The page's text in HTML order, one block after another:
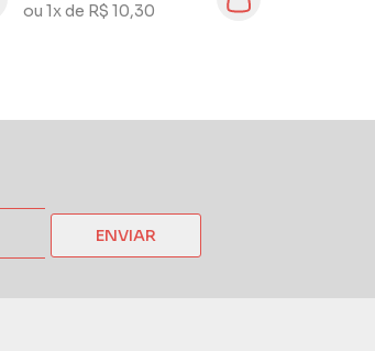
ou 1x de R$ 10,30
ENVIAR